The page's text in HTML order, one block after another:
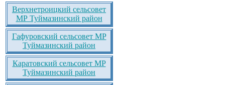
Верхнетроицкий сельсовет
МР Туймазинский район
Гафуровский сельсовет МР
Туймазинский район
Каратовский сельсовет МР
Туймазинский район